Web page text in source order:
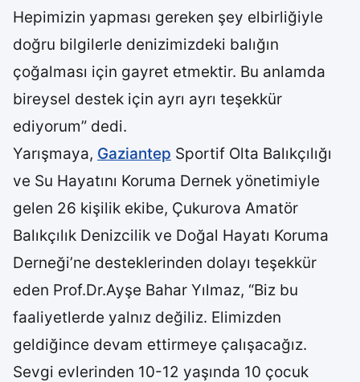
Hepimizin yapması gereken şey elbirliğiyle
doğru bilgilerle denizimizdeki balığın
çoğalması için gayret etmektir. Bu anlamda
bireysel destek için ayrı ayrı teşekkür
ediyorum” dedi.
Yarışmaya, Gaziantep Sportif Olta Balıkçılığı
ve Su Hayatını Koruma Dernek yönetimiyle
gelen 26 kişilik ekibe, Çukurova Amatör
Balıkçılık Denizcilik ve Doğal Hayatı Koruma
Derneği’ne desteklerinden dolayı teşekkür
eden Prof.Dr.Ayşe Bahar Yılmaz, “Biz bu
faaliyetlerde yalnız değiliz. Elimizden
geldiğince devam ettirmeye çalışacağız.
Sevgi evlerinden 10-12 yaşında 10 çocuk